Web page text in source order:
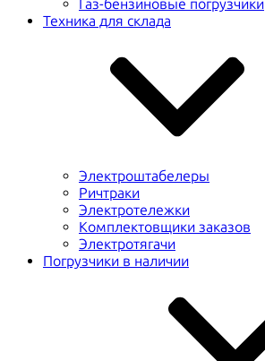
Газ-бензиновые погрузчики
Техника для склада
Электроштабелеры
Ричтраки
Электротележки
Комплектовщики заказов
Электротягачи
Погрузчики в наличии